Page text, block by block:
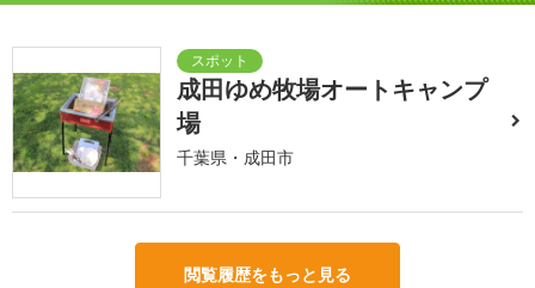
成田ゆめ牧場オートキャンプ
場
千葉県・成田市
閲覧履歴をもっと見る